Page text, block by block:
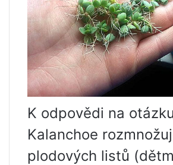
K odpovědi na
Kalanchoe
plodových listů